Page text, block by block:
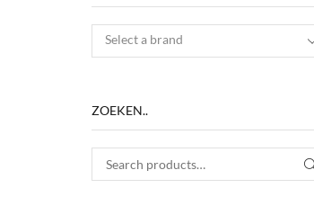
Select a brand
ZOEKEN..
Search for: